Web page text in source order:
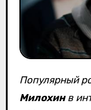
Популярный
Милохинв